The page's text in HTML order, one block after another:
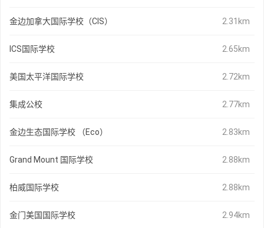
金边加拿大国际学校（CIS） 2.31km
ICS国际学校 2.65km
美国太平洋国际学校 2.72km
集成公校 2.77km
金边生态国际学校 （Eco） 2.83km
Grand Mount 国际学校 2.88km
柏威国际学校 2.88km
金门美国国际学校 2.94km